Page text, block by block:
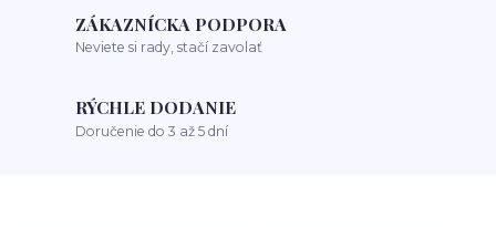
ZÁKAZNÍCKA PODPORA
Neviete si rady, stačí zavolať
RÝCHLE DODANIE
Doručenie do 3 až 5 dní